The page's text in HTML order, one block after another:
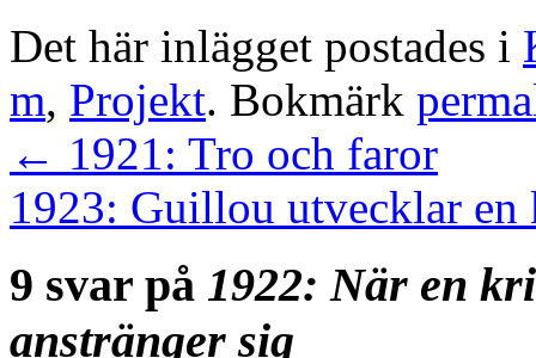
Det här inlägget postades i
m, Projekt. Bokmärk
← 1921: Tro och faror
1923: Guillou utvecklar
9 svar på 1922: När en
anstränger sig